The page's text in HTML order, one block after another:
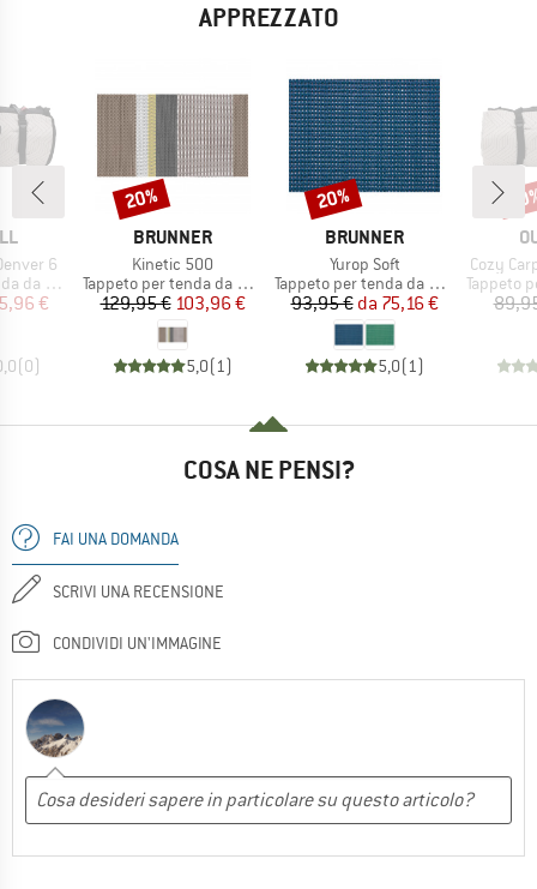
APPREZZATO
6
ridotto
€
(0)
MARCHIO
BRUNNER
Articolo
Kinetic 500
Gruppo di prodotti
Tappeto per tenda da campeggio
Prezzo
129,95 €Prezzo ridotto
103,96 €
5,0(1)
Sconto
20%
MARCHIO
BRUNNER
Articolo
Yurop Soft
Gruppo di prodotti
Tappeto per tenda da campeggio
Prezzo
93,95 € Prezzo ridotto
da 75,16 €
5,0(1)
Sconto
20%
Articolo
Cozy
Gruppo
Tappeto per
COSA NE PENSI?
FAI UNA DOMANDA
SCRIVI UNA RECENSIONE
CONDIVIDI UN'IMMAGINE